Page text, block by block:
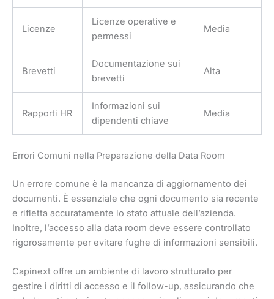
Licenze
Licenze operative e
permessi
Media
Brevetti
Documentazione sui
brevetti
Alta
Rapporti HR
Informazioni sui
dipendenti chiave
Media
Errori Comuni nella Preparazione della Data Room
Un errore comune è la mancanza di aggiornamento dei
documenti. È essenziale che ogni documento sia recente
e rifletta accuratamente lo stato attuale dell’azienda.
Inoltre, l’accesso alla data room deve essere controllato
rigorosamente per evitare fughe di informazioni sensibili.
Capinext offre un ambiente di lavoro strutturato per
gestire i diritti di accesso e il follow-up, assicurando che